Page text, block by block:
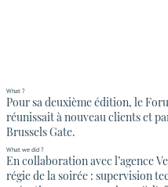
What ?
Pour sa deuxième édition, le
réunissait à nouveau clients et
Brussels Gate.
What we did ?
En collaboration avec l’agence
régie de la soirée : supervision